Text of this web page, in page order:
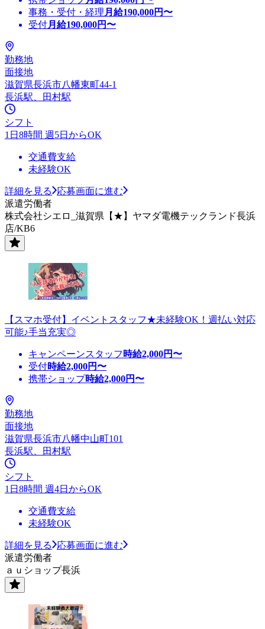
事務・受付・経理 月給190,000円〜
受付月給190,000円〜
勤務地
面接地
滋賀県長浜市八幡東町44-1
長浜駅、田村駅
シフト
1日8時間 週5日からOK
交通費支給
未経験OK
詳細を見る
応募画面に進む
派遣労働者
株式会社シエロ_滋賀県【★】ヤマダ電機テックランド長浜
店/KB6
【スマホ受付】イベントスタッフ★未経験OK！週払い対応
可能♪手当充実◎
キャンペーンスタッフ 時給2,000円〜
受付時給2,000円〜
携帯ショップ時給2,000円〜
勤務地
面接地
滋賀県長浜市八幡中山町101
長浜駅、田村駅
シフト
1日8時間 週4日からOK
交通費支給
未経験OK
詳細を見る
応募画面に進む
派遣労働者
ａｕショップ長浜